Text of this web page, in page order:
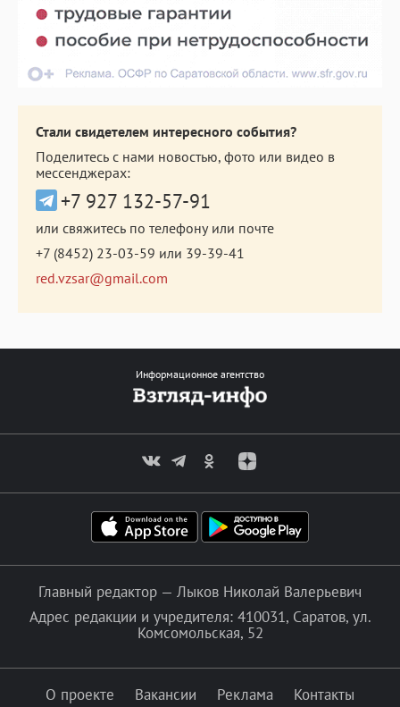
Стали свидетелем интересного события?
Поделитесь с нами новостью, фото или видео в
мессенджерах:
+7 927 132-57-91
или свяжитесь по телефону или почте
+7 (8452) 23-03-59 или 39-39-41
red.vzsar@gmail.com
Информационное агентство
Главный редактор — Лыков Николай Валерьевич
Адрес редакции и учредителя: 410031, Саратов, ул.
Комсомольская, 52
О проекте Вакансии Реклама
Контакты